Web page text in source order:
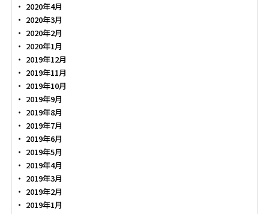
2020年4月
2020年3月
2020年2月
2020年1月
2019年12月
2019年11月
2019年10月
2019年9月
2019年8月
2019年7月
2019年6月
2019年5月
2019年4月
2019年3月
2019年2月
2019年1月